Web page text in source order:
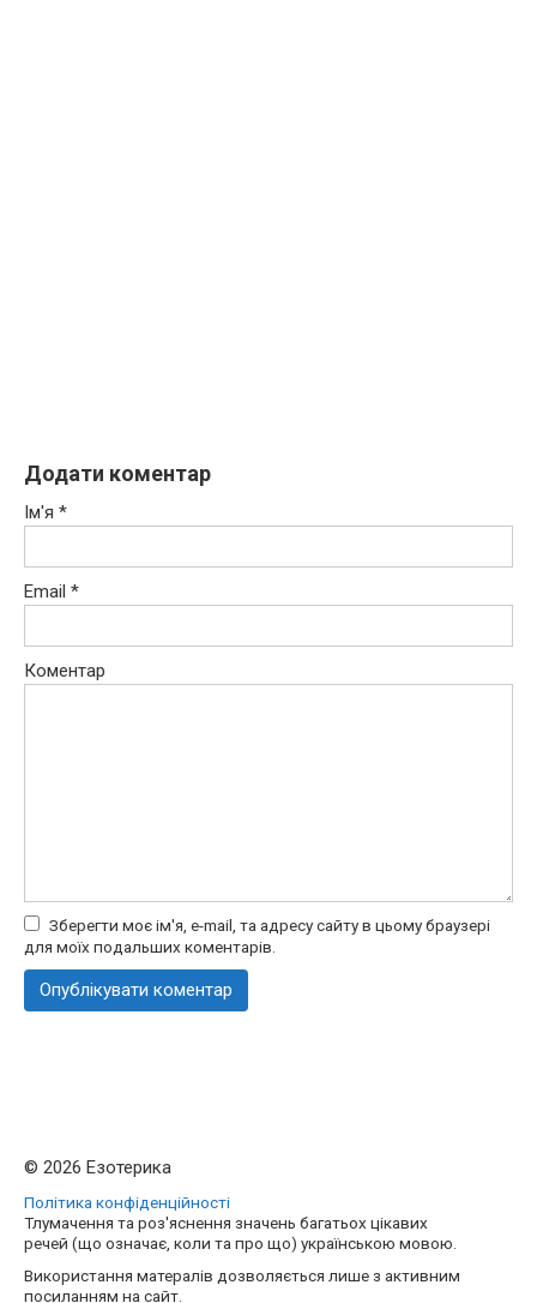
Додати коментар
Ім'я *
Email *
Коментар
Зберегти моє ім'я, e-mail, та адресу сайту в цьому браузері
для моїх подальших коментарів.
© 2026 Езотерика
Політика конфіденційності
Тлумачення та роз'яснення значень багатьох цікавих
речей (що означає, коли та про що) українською мовою.
Використання матералів дозволяється лише з активним
посиланням на сайт.